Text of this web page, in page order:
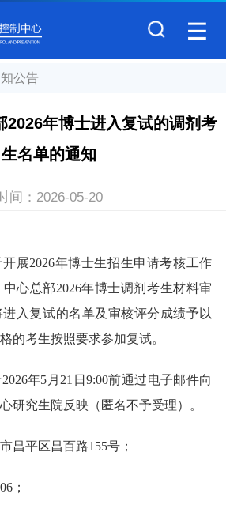
公告
2026年博士进入复试的调剂考
生名单的通知
间： 2026-05-20
展2026年博士生招生申请考核工作
心总部2026年博士调剂考生材料审
入复试的名单及审核评分成绩予以
的考生按照要求参加复试。
年5月21日9:00前通过电子邮件向
研究生院反映（匿名不予受理）。
昌平区昌百路155号；
；